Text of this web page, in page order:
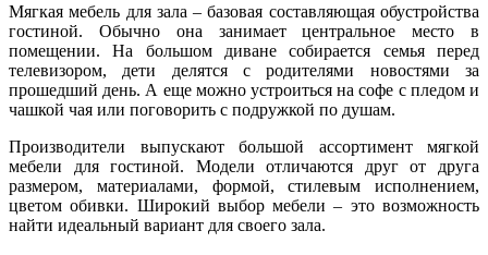
Мягкая мебель для зала – базовая составляющая обустройства
гостиной. Обычно она занимает центральное место в
помещении. На большом диване собирается семья перед
телевизором, дети делятся с родителями новостями за
прошедший день. А еще можно устроиться на софе с пледом и
чашкой чая или поговорить с подружкой по душам.
Производители выпускают большой ассортимент мягкой
мебели для гостиной. Модели отличаются друг от друга
размером, материалами, формой, стилевым исполнением,
цветом обивки. Широкий выбор мебели – это возможность
найти идеальный вариант для своего зала.